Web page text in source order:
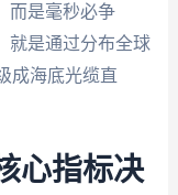
而是毫秒必争
就是通过分布全球
成海底光缆直
心指标决